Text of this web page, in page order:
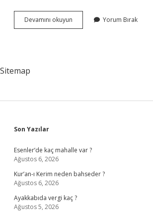
Devamını okuyun
Hisseli
Yorum Bırak
Sitemap
Sidebar
Son Yazılar
Esenler’de kaç mahalle var ?
Ağustos 6, 2026
Kur’an-ı Kerim neden bahseder ?
Ağustos 6, 2026
Ayakkabıda vergi kaç ?
Ağustos 5, 2026